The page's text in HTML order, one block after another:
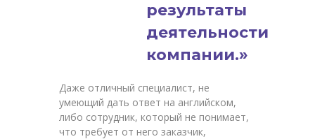
результаты
деятельности
компании.»
Даже отличный специалист, не
умеющий дать ответ на английском,
либо сотрудник, который не понимает,
что требует от него заказчик,